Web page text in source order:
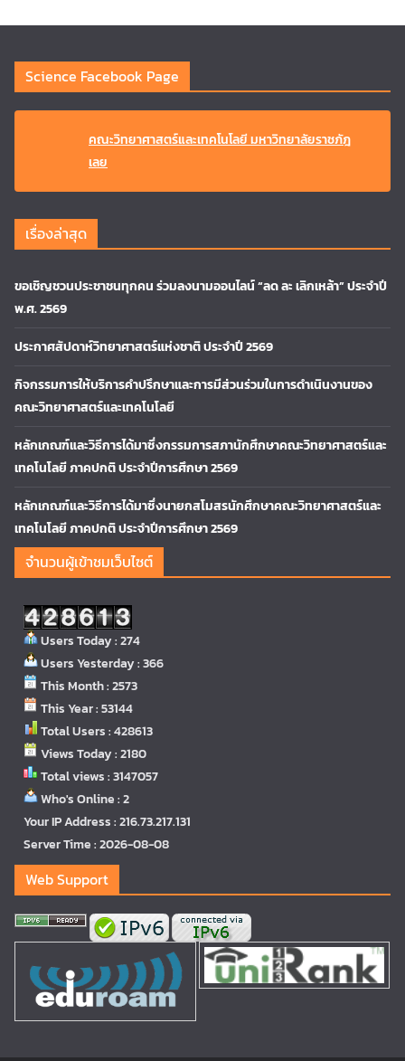
Science Facebook Page
คณะวิทยาศาสตร์และเทคโนโลยี มหาวิทยาลัยราชภัฎ
เลย
เรื่องล่าสุด
ขอเชิญชวนประชาชนทุกคน ร่วมลงนามออนไลน์ “ลด ละ เลิกเหล้า” ประจำปี
พ.ศ. 2569
ประกาศสัปดาห์วิทยาศาสตร์แห่งชาติ ประจำปี 2569
กิจกรรมการให้บริการคำปรึกษาและการมีส่วนร่วมในการดำเนินงานของ
คณะวิทยาศาสตร์และเทคโนโลยี
หลักเกณฑ์และวิธีการได้มาซึ่งกรรมการสภานักศึกษาคณะวิทยาศาสตร์และ
เทคโนโลยี ภาคปกติ ประจำปีการศึกษา 2569
หลักเกณฑ์และวิธีการได้มาซึ่งนายกสโมสรนักศึกษาคณะวิทยาศาสตร์และ
เทคโนโลยี ภาคปกติ ประจำปีการศึกษา 2569
จำนวนผู้เข้าชมเว็บไซต์
Users Today : 274
Users Yesterday : 366
This Month : 2573
This Year : 53144
Total Users : 428613
Views Today : 2180
Total views : 3147057
Who's Online : 2
Your IP Address : 216.73.217.131
Server Time : 2026-08-08
Web Support